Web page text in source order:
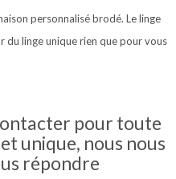
personnalisé brodé. Le linge
du linge unique rien que pour vous
pour toute
unique, nous nous
répondre